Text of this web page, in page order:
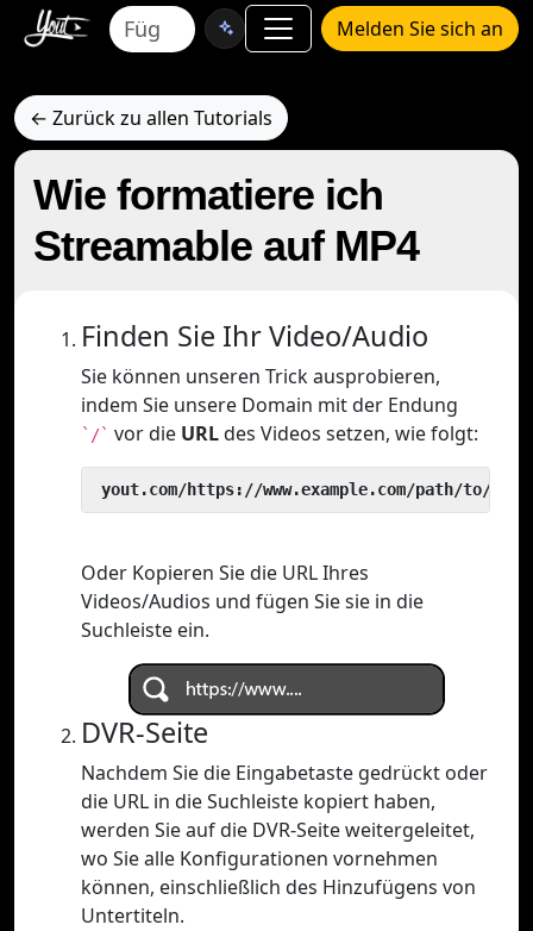
Melden Sie sich an
← Zurück zu allen Tutorials
Wie formatiere ich
Streamable auf MP4
Finden Sie Ihr Video/Audio
Sie können unseren Trick ausprobieren,
indem Sie unsere Domain mit der Endung
`/` vor die URLdes Videos setzen, wie folgt:
yout.com/https://www.example.com/path/to/
Oder Kopieren Sie die URL Ihres
Videos/Audios und fügen Sie sie in die
Suchleiste ein.
DVR-Seite
Nachdem Sie die Eingabetaste gedrückt oder
die URL in die Suchleiste kopiert haben,
werden Sie auf die DVR-Seite weitergeleitet,
wo Sie alle Konfigurationen vornehmen
können, einschließlich des Hinzufügens von
Untertiteln.